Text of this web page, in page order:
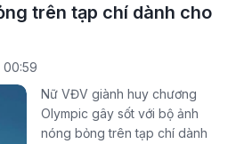
trên tạp chí dành cho
00:59
Nữ VĐV giành huy chương
Olympic gây sốt với bộ ảnh
nóng bỏng trên tạp chí dành